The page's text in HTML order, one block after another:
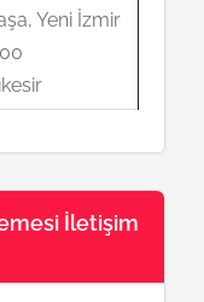
Yeni İzmir
İletişim